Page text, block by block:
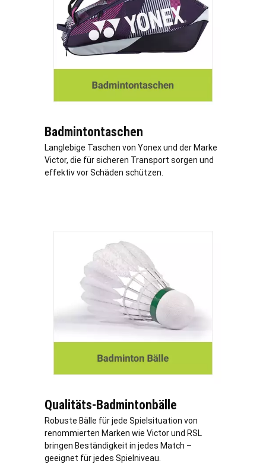
Badmintontaschen
Langlebige Taschen von Yonex und der Marke
Victor, die für sicheren Transport sorgen und
effektiv vor Schäden schützen.
Qualitäts-Badmintonbälle
Robuste Bälle für jede Spielsituation von
renommierten Marken wie Victor und RSL
bringen Beständigkeit in jedes Match –
geeignet für jedes Spielniveau.